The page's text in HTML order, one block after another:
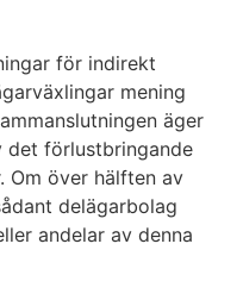
för indirekt
mening
äger
det förlustbringande
Om över hälften av
delägarbolag
andelar av denna